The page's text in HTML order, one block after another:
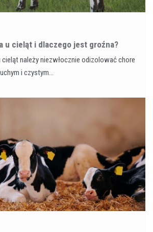
u cieląt i dlaczego jest groźna?
cieląt należy niezwłocznie odizolować chore
i czystym…